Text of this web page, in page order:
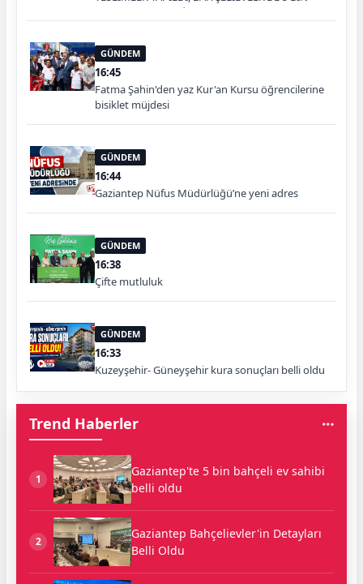
KONUTUN TEMELİ ATILDI
GÜNDEM
16:45
Fatma Şahin'den yaz Kur'an Kursu öğrencilerine
bisiklet müjdesi
GÜNDEM
16:44
Gaziantep Nüfus Müdürlüğü’ne yeni adres
GÜNDEM
16:38
Çifte mutluluk
GÜNDEM
16:33
Kuzeyşehir- Güneyşehir kura sonuçları belli oldu
Trend Haberler
1
Gaziantep'te 5 bin bahçeli ev sahibi
belli oldu
2
Gaziantep Bahçelievler'in Detayları
Belli Oldu